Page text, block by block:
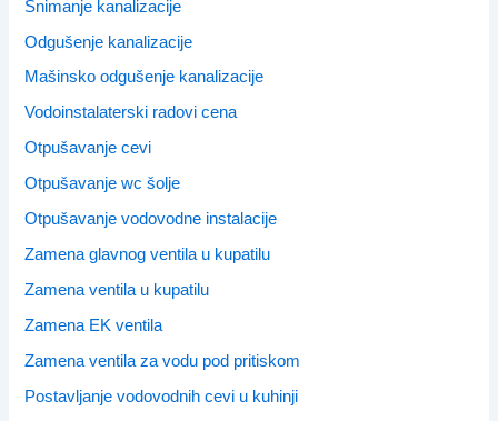
Snimanje kanalizacije
Odgušenje kanalizacije
Mašinsko odgušenje kanalizacije
Vodoinstalaterski radovi cena
Otpušavanje cevi
Otpušavanje wc šolje
Otpušavanje vodovodne instalacije
Zamena glavnog ventila u kupatilu
Zamena ventila u kupatilu
Zamena EK ventila
Zamena ventila za vodu pod pritiskom
Postavljanje vodovodnih cevi u kuhinji